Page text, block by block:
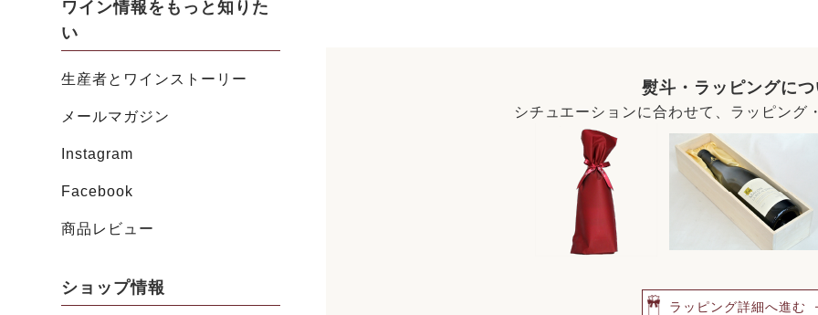
ワイン情報をもっと知りた
い
生産者とワインストーリー
メールマガジン
Instagram
Facebook
商品レビュー
ショップ情報
熨斗・ラッピングに
シチュエーションに合わせて、ラッピング
ラッピング詳細へ進む